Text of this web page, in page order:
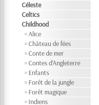
Céleste
Celtics
Childhood
Alice
Château de fées
Conte de mer
Contes d'Angleterre
Enfants
Forêt de la jungle
Forêt magique
Indiens